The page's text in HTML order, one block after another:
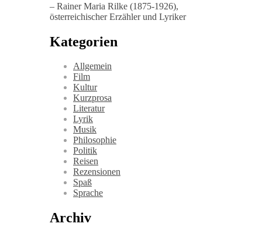
– Rainer Maria Rilke (1875-1926),
österreichischer Erzähler und Lyriker
Kategorien
Allgemein
Film
Kultur
Kurzprosa
Literatur
Lyrik
Musik
Philosophie
Politik
Reisen
Rezensionen
Spaß
Sprache
Archiv